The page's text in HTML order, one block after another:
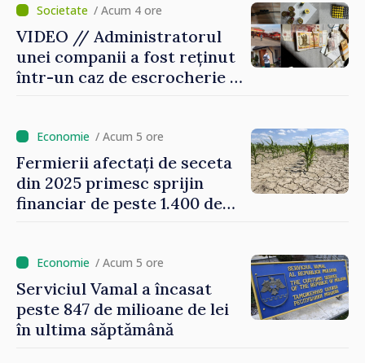
suntem rezistenți și știm să
ne punctăm prioritățile
pentru viitor”
/ Acum 4 ore
VIDEO // Administratorul
unei companii a fost reținut
într-un caz de escrocherie și
domeniul agricol
/ Acum 5 ore
Fermierii afectați de seceta
din 2025 primesc sprijin
financiar de peste 1.400 de
/ Acum 5 ore
Serviciul Vamal a încasat
peste 847 de milioane de lei
în ultima săptămână